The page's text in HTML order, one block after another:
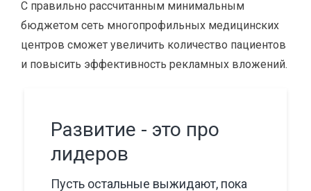
С правильно рассчитанным минимальным
бюджетом сеть многопрофильных медицинских
центров сможет увеличить количество пациентов
и повысить эффективность рекламных вложений.